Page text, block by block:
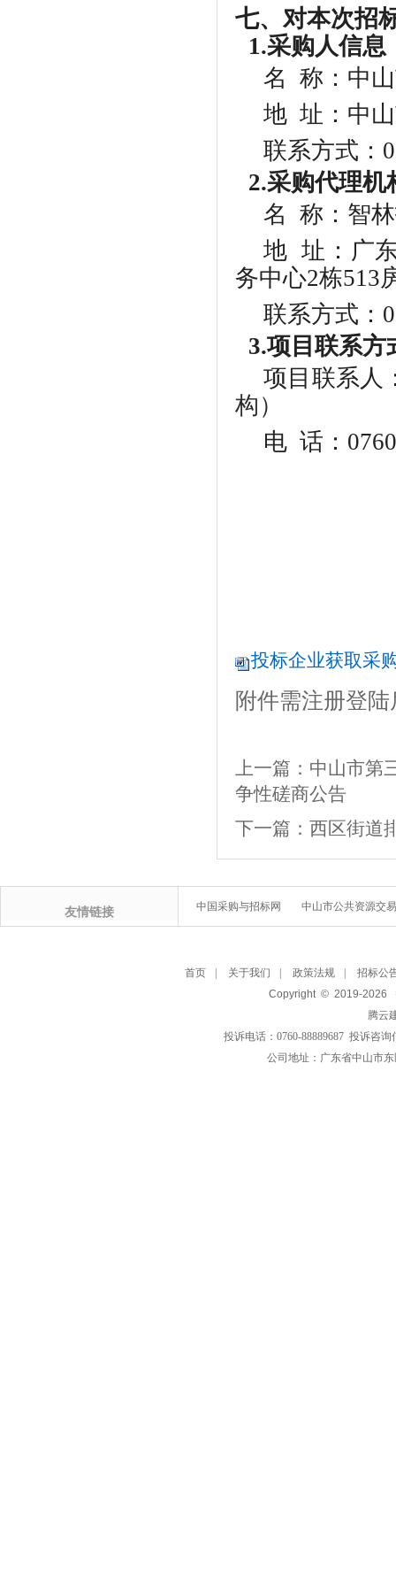
七、对本次招
1.采购人信息
名 称： 中
地 址：中
联系方式：
2.采购代理机
名 称：智
地 址：广
务中心2栋513
联系方式：
3.项目联系方
项目联系人
构）
电 话：
投标企业获取采
附件需注册登
上一篇： 中山市第
争性磋商公告
下一篇： 西区街道
友情链接 中国采购与招标网 中山市公共资源交
首页 关于我们 政策法规
招标公
Copyright © 2019-2026
腾云
投诉电话：0760-88889687 投诉咨
公司地址：广东省中山市